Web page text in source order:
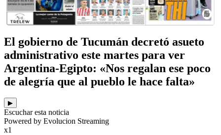
El gobierno de Tucumán decretó asueto
administrativo este martes para ver
Argentina-Egipto: «Nos regalan ese poco
de alegría que al pueblo le hace falta»
▶
Escuchar esta noticia
Powered by Evolucion Streaming
x1